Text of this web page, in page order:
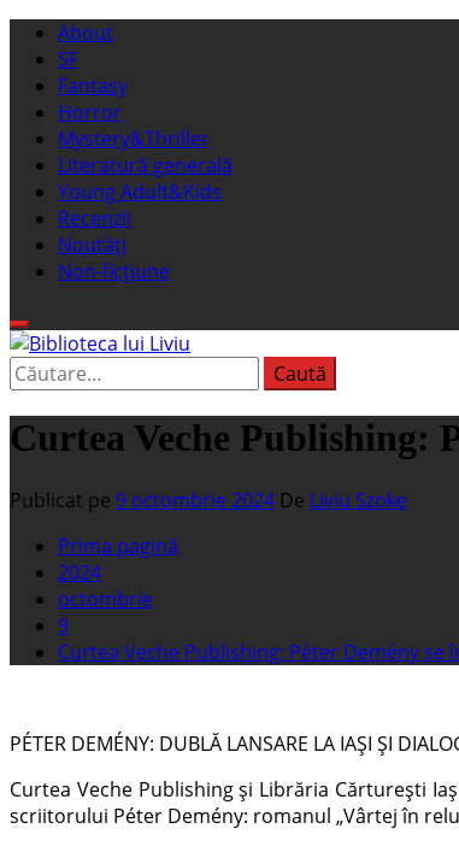
Sari
conținut
Meniu
principal
About
SF
Fantasy
Horror
Mystery&Thriller
Literatură generală
Young Adult&Kids
Recenzii
Noutăți
Non-ficțiune
Biblioteca lui Liviu
Fostul blog FanSF
Caută
după:
Curtea Veche Publishing:
Publicat pe 9 octombrie 2024 De Liviu Szoke
Prima pagină
2024
octombrie
9
Curtea Veche Publishing: Péter Demény
PÉTER DEMÉNY: DUBLĂ LANSARE LA IAȘI ȘI
Curtea Veche Publishing și Librăria Cărturești
scriitorului Péter Demény: romanul „Vârtej în